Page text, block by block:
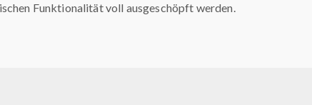
Funktionalität voll ausgeschöpft werden.